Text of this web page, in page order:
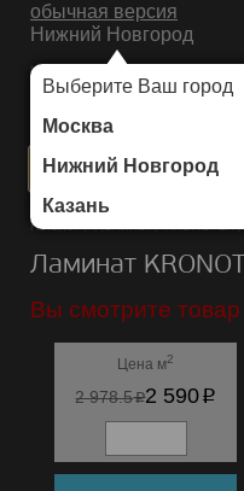
обычная версия
Нижний Новгород
Выберите Ваш город
Москва
Нижний Новгород
Казань
ИНТЕРНЕТ-МАГАЗИН НАПОЛЬНЫХ
Каталог/Ламинат/KRONOTEX
Ламинат
Вы смотрите
Цена м2
2 978.5p2 590p